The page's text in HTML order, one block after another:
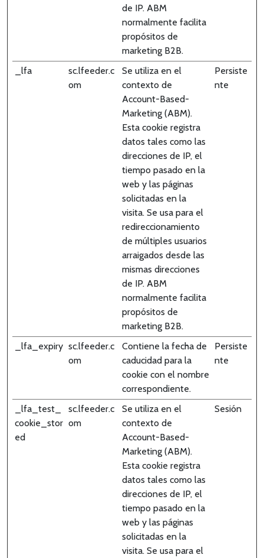
de IP. ABM
normalmente facilita
propósitos de
marketing B2B.
_lfa
sc.lfeeder.c
om
Se utiliza en el
contexto de
Account-Based-
Marketing (ABM).
Esta cookie registra
datos tales como las
direcciones de IP, el
tiempo pasado en la
web y las páginas
solicitadas en la
visita. Se usa para el
redireccionamiento
de múltiples usuarios
arraigados desde las
mismas direcciones
de IP. ABM
normalmente facilita
propósitos de
marketing B2B.
Persiste
nte
_lfa_expiry sc.lfeeder.c
om
Contiene la fecha de
caducidad para la
cookie con el nombre
correspondiente.
Persiste
nte
_lfa_test_
cookie_stor
ed
sc.lfeeder.c
om
Se utiliza en el
contexto de
Account-Based-
Marketing (ABM).
Esta cookie registra
datos tales como las
direcciones de IP, el
tiempo pasado en la
web y las páginas
solicitadas en la
visita. Se usa para el
Sesión